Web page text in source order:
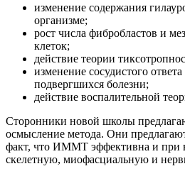
изменение содержания
организме;
рост числа фибробластов и
клеток;
действие теории
изменение сосудистого
подвергшихся болезни;
действие воспалительной
Сторонники новой школы
осмысление метода. Они
факт, что ИММТ эффективна и при
скелетную, миофасциальную и